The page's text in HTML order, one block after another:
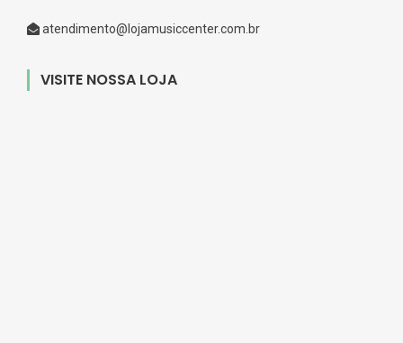
atendimento@lojamusiccenter.com.br
VISITE NOSSA LOJA